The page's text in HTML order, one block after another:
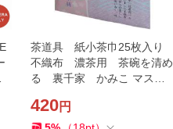
茶道具 紙小茶巾25枚入り
不織布 濃茶用 茶碗を清め
る 裏千家 かみこ マスク
420円